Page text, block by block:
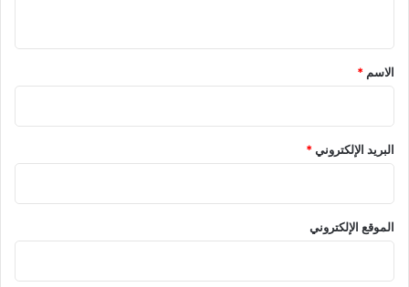
*
الاسم *
البريد الإلكتروني*
الموقع الإلكتروني